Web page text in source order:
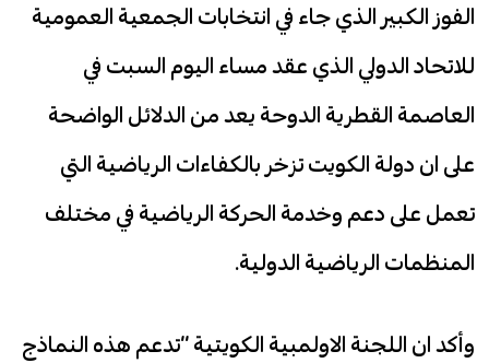
الفوز الكبير الذي جاء في انتخابات الجمعية العمومية
للاتحاد الدولي الذي عقد مساء اليوم السبت في
العاصمة القطرية الدوحة يعد من الدلائل الواضحة
على ان دولة الكويت تزخر بالكفاءات الرياضية التي
تعمل على دعم وخدمة الحركة الرياضية في مختلف
المنظمات الرياضية الدولية.
وأكد ان اللجنة الاولمبية الكويتية “تدعم هذه النماذج